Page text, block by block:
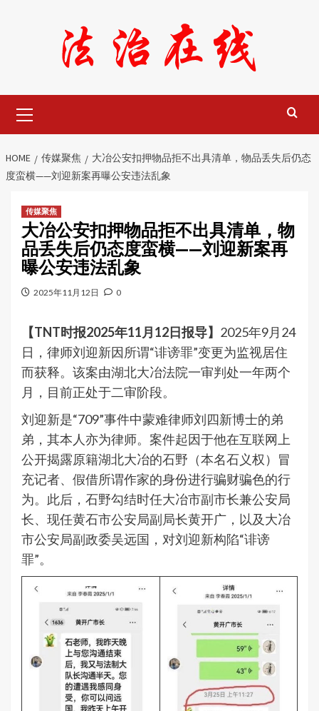
Menu
HOME 传媒聚焦
大冶公安扣押物品拒不出具清单，物品丢失后仍态
度蛮横——刘迎新案再曝公安违法乱象
传媒聚焦
大冶公安扣押物品拒不出具清单，物
品丢失后仍态度蛮横——刘迎新案再
曝公安违法乱象
2025年11月12日 0
【TNT时报2025年11月12日报导】 2025年9月24
日，律师刘迎新因所谓“诽谤罪”变更为监视居住
而获释。该案由湖北大冶法院一审判处一年两个
月，目前正处于二审阶段。
刘迎新是“709”事件中蒙难律师刘四新博士的弟
弟，其本人亦为律师。案件起因于他在互联网上
公开揭露原籍湖北大冶的石野（本名石义权）冒
充记者、假借所谓作家的身份进行骗财骗色的行
为。此后，石野勾结时任大冶市副市长兼公安局
长、现任黄石市公安局副局长黄开广，以及大冶
市公安局副政委吴远国，对刘迎新构陷“诽谤
罪”。